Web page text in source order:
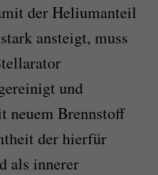
der Heliumanteil
ansteigt, muss
und
neuem Brennstoff
der hierfür
als innerer